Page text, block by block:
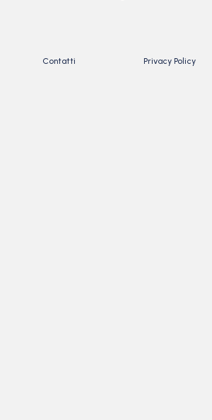
Contatti Privacy Policy